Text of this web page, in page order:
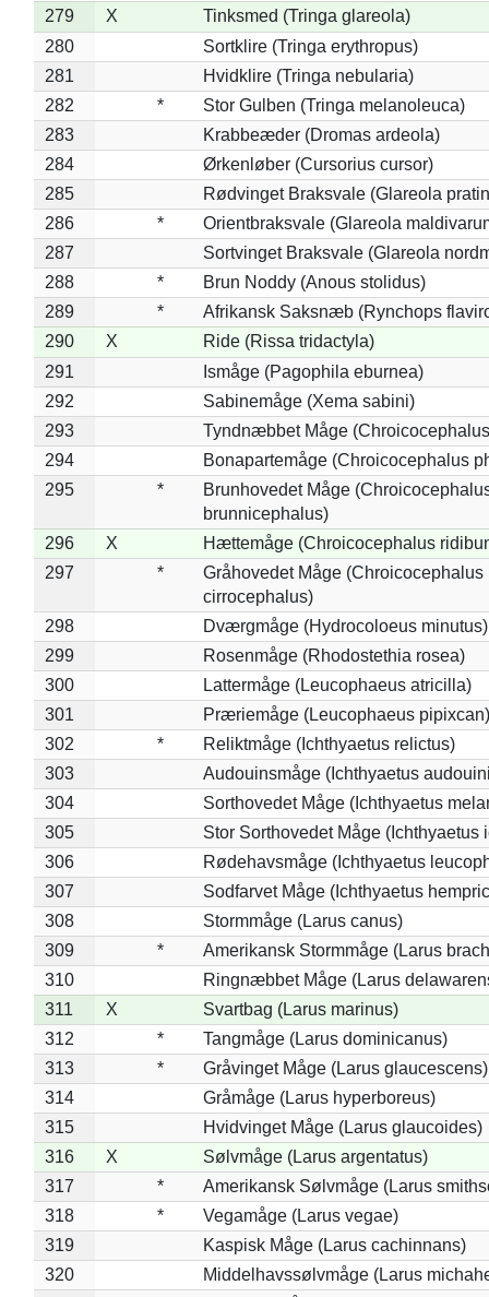
279
X
Tinksmed (Tringa glareola)
280
Sortklire (Tringa erythropus)
281
Hvidklire (Tringa nebularia)
282
*
Stor Gulben (Tringa melanoleuca)
283
Krabbeæder (Dromas ardeola)
284
Ørkenløber (Cursorius cursor)
285
Rødvinget Braksvale (Glareola
286
*
Orientbraksvale (Glareola
287
Sortvinget Braksvale (Glareola
288
*
Brun Noddy (Anous stolidus)
289
*
Afrikansk Saksnæb (Rynchops
290
X
Ride (Rissa tridactyla)
291
Ismåge (Pagophila eburnea)
292
Sabinemåge (Xema sabini)
293
Tyndnæbbet Måge
294
Bonapartemåge (Chroicocephalus
295
*
Brunhovedet Måge
brunnicephalus)
296
X
Hættemåge (Chroicocephalus
297
*
Gråhovedet Måge (Chroicocephalus
cirrocephalus)
298
Dværgmåge (Hydrocoloeus minutus)
299
Rosenmåge (Rhodostethia rosea)
300
Lattermåge (Leucophaeus atricilla)
301
Præriemåge (Leucophaeus pipixcan)
302
*
Reliktmåge (Ichthyaetus relictus)
303
Audouinsmåge (Ichthyaetus
304
Sorthovedet Måge (Ichthyaetus
305
Stor Sorthovedet Måge (Ichthyaetus
306
Rødehavsmåge (Ichthyaetus
307
Sodfarvet Måge (Ichthyaetus
308
Stormmåge (Larus canus)
309
*
Amerikansk Stormmåge (Larus
310
Ringnæbbet Måge (Larus
311
X
Svartbag (Larus marinus)
312
*
Tangmåge (Larus dominicanus)
313
*
Gråvinget Måge (Larus glaucescens)
314
Gråmåge (Larus hyperboreus)
315
Hvidvinget Måge (Larus glaucoides)
316
X
Sølvmåge (Larus argentatus)
317
*
Amerikansk Sølvmåge (Larus
318
*
Vegamåge (Larus vegae)
319
Kaspisk Måge (Larus cachinnans)
320
Middelhavssølvmåge (Larus